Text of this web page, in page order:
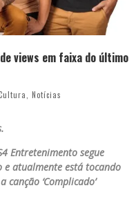
views em faixa do último
, Notícias
Entretenimento segue
e atualmente está tocando
‘Complicado’